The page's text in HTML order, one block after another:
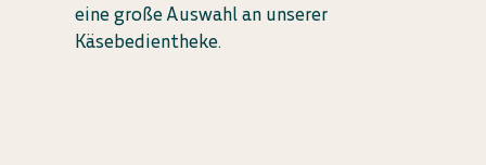
eine große Auswahl an unserer
Käsebedientheke.